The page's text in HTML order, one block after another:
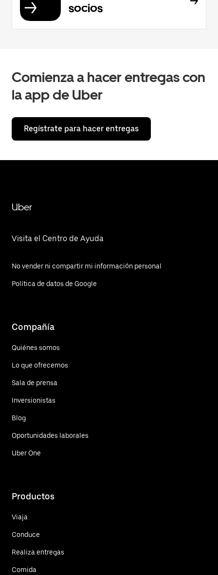
socios
Comienza a hacer entregas con
la app de Uber
Regístrate para hacer entregas
Uber
Visita el Centro de Ayuda
No vender ni compartir mi información personal
Política de datos de Google
Compañía
Quiénes somos
Lo que ofrecemos
Sala de prensa
Inversionistas
Blog
Oportunidades laborales
Uber One
Productos
Viaja
Conduce
Realiza entregas
Comida